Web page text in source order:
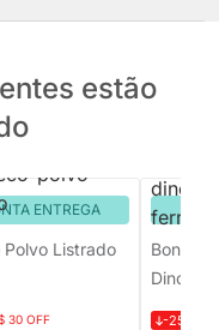
estão
ENTREGA
Polvo Listrado
30 OFF
Boneco
-25%